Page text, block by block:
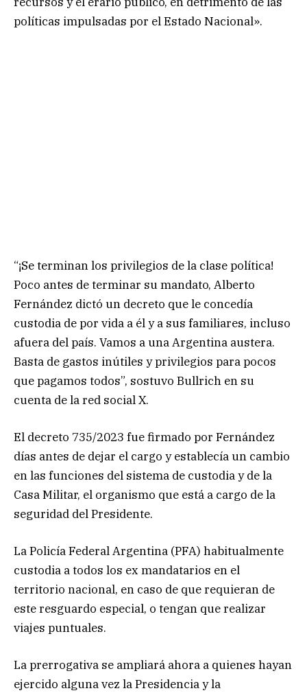
políticas impulsadas por el Estado Nacional».
“¡Se terminan los privilegios de la clase política!
Poco antes de terminar su mandato, Alberto
Fernández dictó un decreto que le concedía
custodia de por vida a él y a sus familiares, incluso
afuera del país. Vamos a una Argentina austera.
Basta de gastos inútiles y privilegios para pocos
que pagamos todos”, sostuvo Bullrich en su
cuenta de la red social X.
El decreto 735/2023 fue firmado por Fernández
días antes de dejar el cargo y establecía un cambio
en las funciones del sistema de custodia y de la
Casa Militar, el organismo que está a cargo de la
seguridad del Presidente.
La Policía Federal Argentina (PFA) habitualmente
custodia a todos los ex mandatarios en el
territorio nacional, en caso de que requieran de
este resguardo especial, o tengan que realizar
viajes puntuales.
La prerrogativa se ampliará ahora a quienes hayan
ejercido alguna vez la Presidencia y la